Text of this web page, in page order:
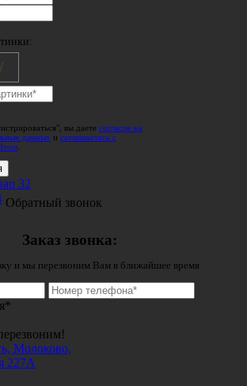
вы даете согласие на
данных и соглашаетесь с
Обратный звонок
Заказ звонка:
и мы перезвоним Вам в ближайшее время
Молоково,
227А